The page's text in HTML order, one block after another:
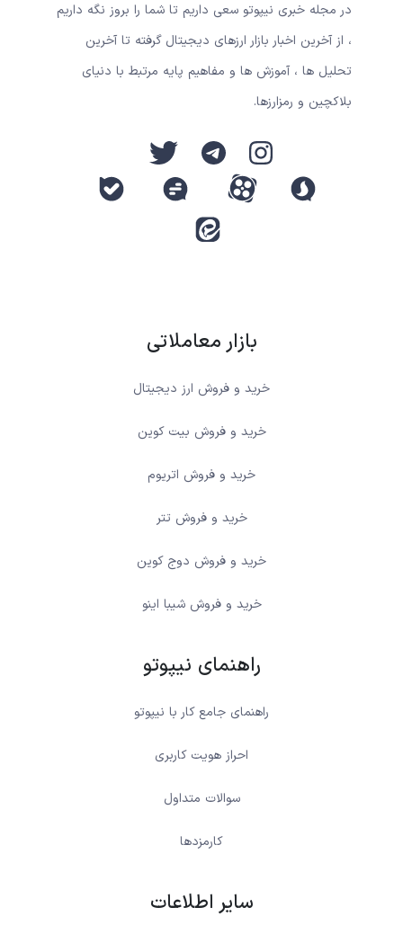
در مجله خبری نیپوتو سعی داریم تا شما را بروز نگه داریم
، از آخرین اخبار بازار ارزهای دیجیتال گرفته تا آخرین
تحلیل ها ، آموزش ها و مفاهیم پایه مرتبط با دنیای
بلاکچین و رمزارزها.
بازار معاملاتی
خرید و فروش ارز دیجیتال
خرید و فروش بیت کوین
خرید و فروش اتریوم
خرید و فروش تتر
خرید و فروش دوج کوین
خرید و فروش شیبا اینو
راهنمای نیپوتو
راهنمای جامع کار با نیپوتو
احراز هویت کاربری
سوالات متداول
کارمزدها
سایر اطلاعات